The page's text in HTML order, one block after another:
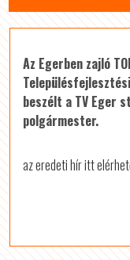
Az Egerben zajló
beszélt a TV Eger
polgármester.
az eredeti hír itt